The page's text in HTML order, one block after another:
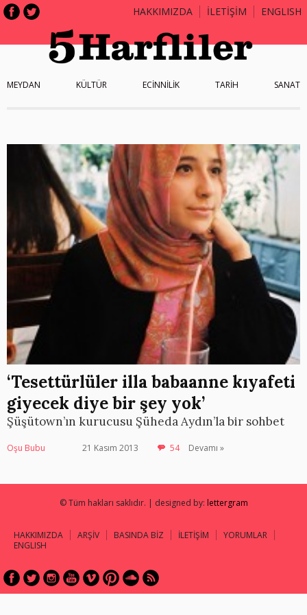
HAKKIMIZDA İLETİŞİM ENGLISH
MEYDAN KÜLTÜR ECİNNİLİK TARİH SANAT
‘Tesettürlüler illa babaanne kıyafeti
giyecek diye bir şey yok’
Şüşütown’ın kurucusu Şüheda Aydın’la bir sohbet
Oşu Bubu 21 Kasım 2013 54 Devamı »
© Tüm hakları saklıdır. | designed by: lettergram
HAKKIMIZDA ARŞİV BASINDA BİZ İLETİŞİM
YORUMLAR
ENGLISH